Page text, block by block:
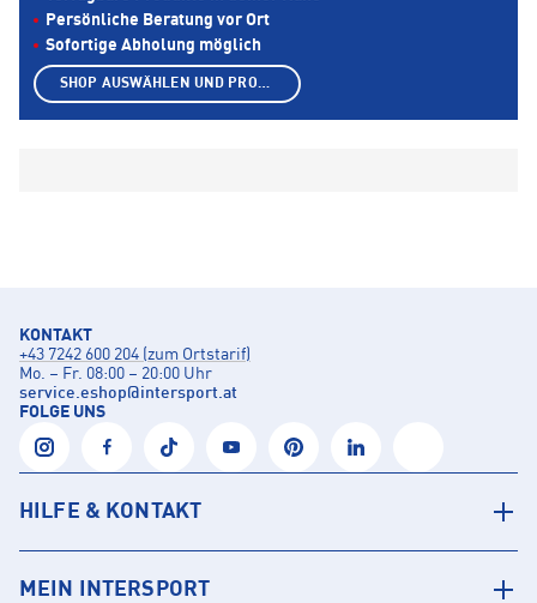
Persönliche Beratung vor Ort
Sofortige Abholung möglich
SHOP AUSWÄHLEN UND PRODUKTE ANZEIGEN
KONTAKT
+43 7242 600 204 (zum Ortstarif)
Mo. – Fr. 08:00 – 20:00 Uhr
service.eshop@intersport.at
FOLGE UNS
HILFE & KONTAKT
MEIN INTERSPORT